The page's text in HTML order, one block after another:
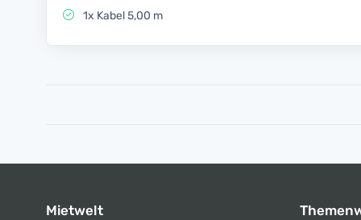
1x Kabel 5,00 m
Mietwelt